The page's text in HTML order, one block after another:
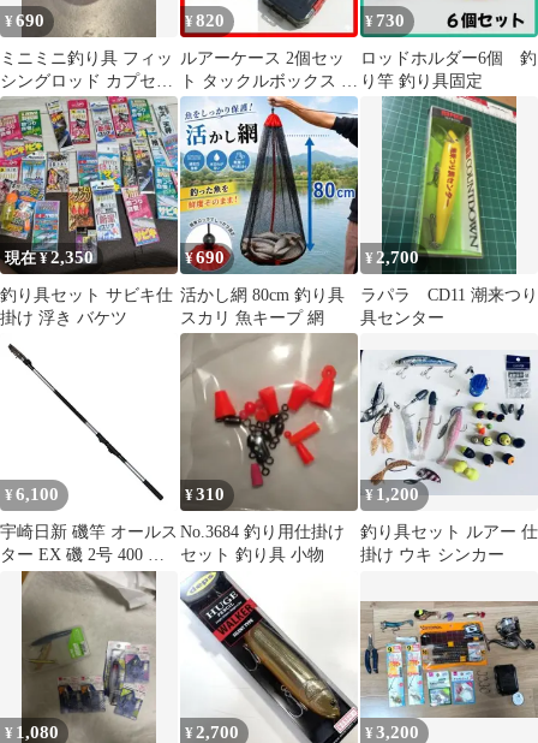
¥690
ミニミニ釣り具 フィッ
シングロッド カプセル
トイ
¥820
ルアーケース 2個セッ
ト タックルボックス 釣
り具 ブラック×クリ
ア 両面収納
¥ 730
ロッドホルダー6個 釣
り竿 釣り具固定
現在 ¥2,350
釣り具セット サビキ仕
掛け 浮き バケツ
¥690
活かし網 80cm 釣り具
スカリ 魚キープ 網
¥2,700
ラパラ CD11 潮来つり
具センター
¥ 6,100
宇崎日新 磯竿 オールス
ター EX 磯 2号 400 グ
レ チヌ アジ アオリイ
カ フカセ釣り ウキ釣り
ロッド つり具
¥310
No.3684 釣り用仕掛け
セット 釣り具 小物
¥ 1,200
釣り具セット ルアー 仕
掛け ウキ シンカー
¥ 1,080 ¥2,700 ¥3,200